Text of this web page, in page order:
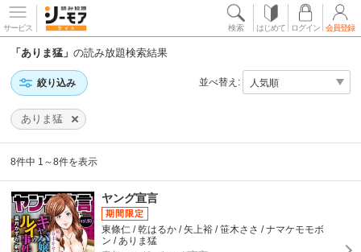
サービス 検索 はじめて ログイン 会員登録
「ありま猛」の読み放題検索結果
絞り込み 並べ替え:
ありま猛
8件中 1～8件を表示
ヤング宣言
東條仁 / 乾はるか / 矢上裕 / 笹木ささ / ナマケモモボ
ン / ありま猛